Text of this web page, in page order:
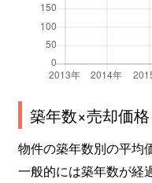
築年数×売却価格
物件の築年数別の平均
一般的には築年数が経